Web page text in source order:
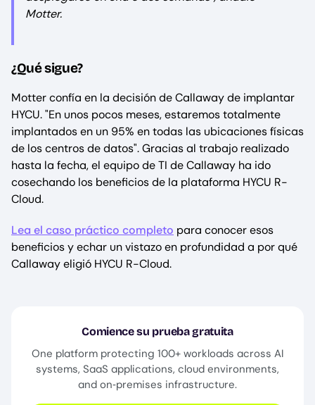
Motter.
¿Qué sigue?
Motter confía en la decisión de Callaway de implantar
HYCU. "En unos pocos meses, estaremos totalmente
implantados en un 95% en todas las ubicaciones físicas
de los centros de datos". Gracias al trabajo realizado
hasta la fecha, el equipo de TI de Callaway ha ido
cosechando los beneficios de la plataforma HYCU R-
Cloud.
Lea el caso práctico completo para conocer esos
beneficios y echar un vistazo en profundidad a por qué
Callaway eligió HYCU R-Cloud.
Comience su prueba gratuita
One platform protecting 100+ workloads across AI
systems, SaaS applications, cloud environments,
and on‑premises infrastructure.